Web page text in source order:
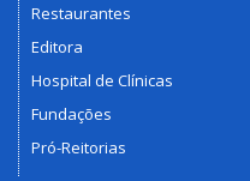
Restaurantes
Editora
Hospital de Clínicas
Fundações
Pró-Reitorias